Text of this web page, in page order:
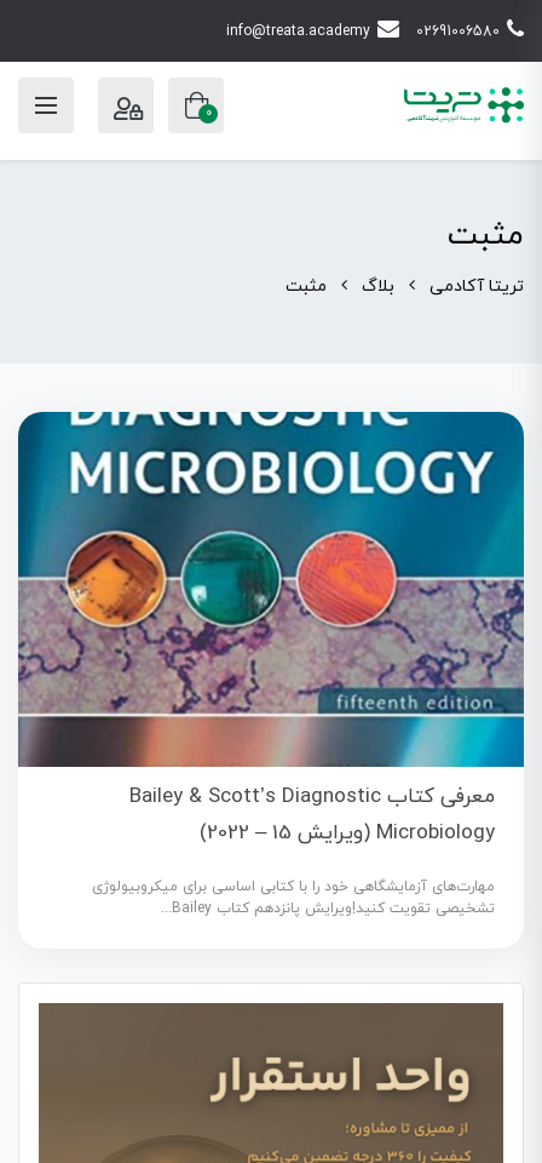
02691006580
info@treata.academy
0
مثبت
تریتا آکادمی بلاگ مثبت
معرفی کتاب Bailey & Scott’s Diagnostic
Microbiology (ویرایش 15 – 2022)
مهارت‌های آزمایشگاهی خود را با کتابی اساسی برای میکروبیولوژی
تشخیصی تقویت کنید!ویرایش پانزدهم کتاب Bailey...